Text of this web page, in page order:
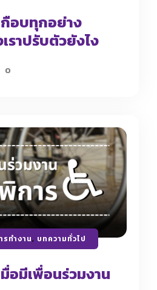
กือบทุกอย่าง
ราปรับตัวยังไง
0
รทำงาน, บทความทั่วไป
อมีเพื่อนร่วมงาน